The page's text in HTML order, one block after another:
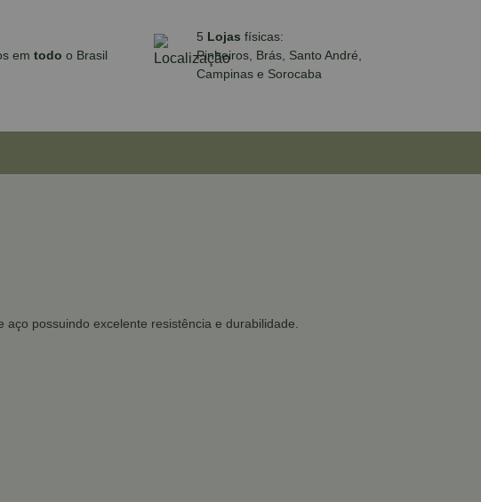
em todo o Brasil
5 Lojas físicas:
Pinheiros, Brás, Santo André,
Campinas e Sorocaba
possuindo excelente resistência e durabilidade.